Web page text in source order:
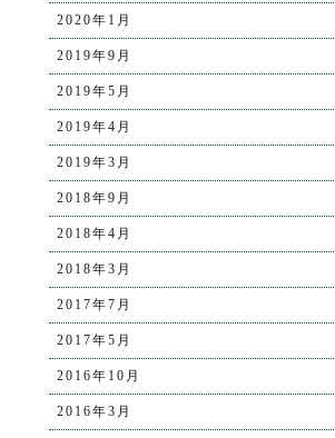
2020年1月
2019年9月
2019年5月
2019年4月
2019年3月
2018年9月
2018年4月
2018年3月
2017年7月
2017年5月
2016年10月
2016年3月